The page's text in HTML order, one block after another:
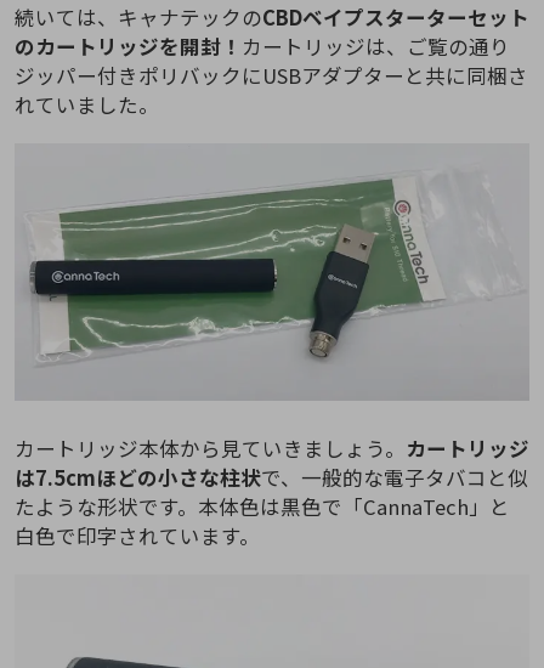
続いては、キャナテックのCBDベイプスターターセット
のカートリッジを開封！ カートリッジは、ご覧の通り
ジッパー付きポリバックにUSBアダプターと共に同梱さ
れていました。
カートリッジ本体から見ていきましょう。 カートリッジ
は7.5cmほどの小さな柱状で、一般的な電子タバコと似
たような形状です。本体色は黒色で「CannaTech」と
白色で印字されています。